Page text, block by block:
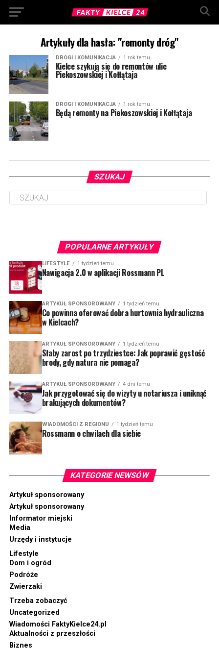
Artykuły dla hasła: "remonty dróg"
DROGI I KOMUNIKACJA 1 rok temu
Kielce szykują się do remontów ulic
Piekoszowskiej i Kołłątaja
DROGI I KOMUNIKACJA 1 rok temu
Będą remonty na Piekoszowskiej i Kołłątaja
SZUKAJ
POPULARNE ARTYKUŁY
LIFESTYLE 1 tydzień temu
Nawigacja 2.0 w aplikacji Rossmann PL
ARTYKUŁ SPONSOROWANY 1 tydzień temu
Co powinna oferować dobra hurtownia hydrauliczna
w Kielcach?
ARTYKUŁ SPONSOROWANY 1 tydzień temu
Słaby zarost po trzydziestce: Jak poprawić gęstość
brody, gdy natura nie pomaga?
ARTYKUŁ SPONSOROWANY 4 dni temu
Jak przygotować się do wizyty u notariusza i uniknąć
brakujących dokumentów?
WIADOMOŚCI Z REGIONU 1 tydzień temu
Rossmann o chwilach dla siebie
KATEGORIE NEWSÓW
Artykuł sponsorowany
Artykuł sponsorowany
Informator miejski
Media
Urzędy i instytucje
Lifestyle
Dom i ogród
Podróże
Zwierzaki
Trzeba zobaczyć
Uncategorized
Wiadomości FaktyKielce24.pl
Aktualności z przeszłości
Biznes